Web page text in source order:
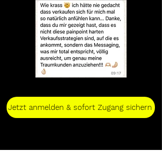
Jetzt anmelden & sofort Zugang sichern